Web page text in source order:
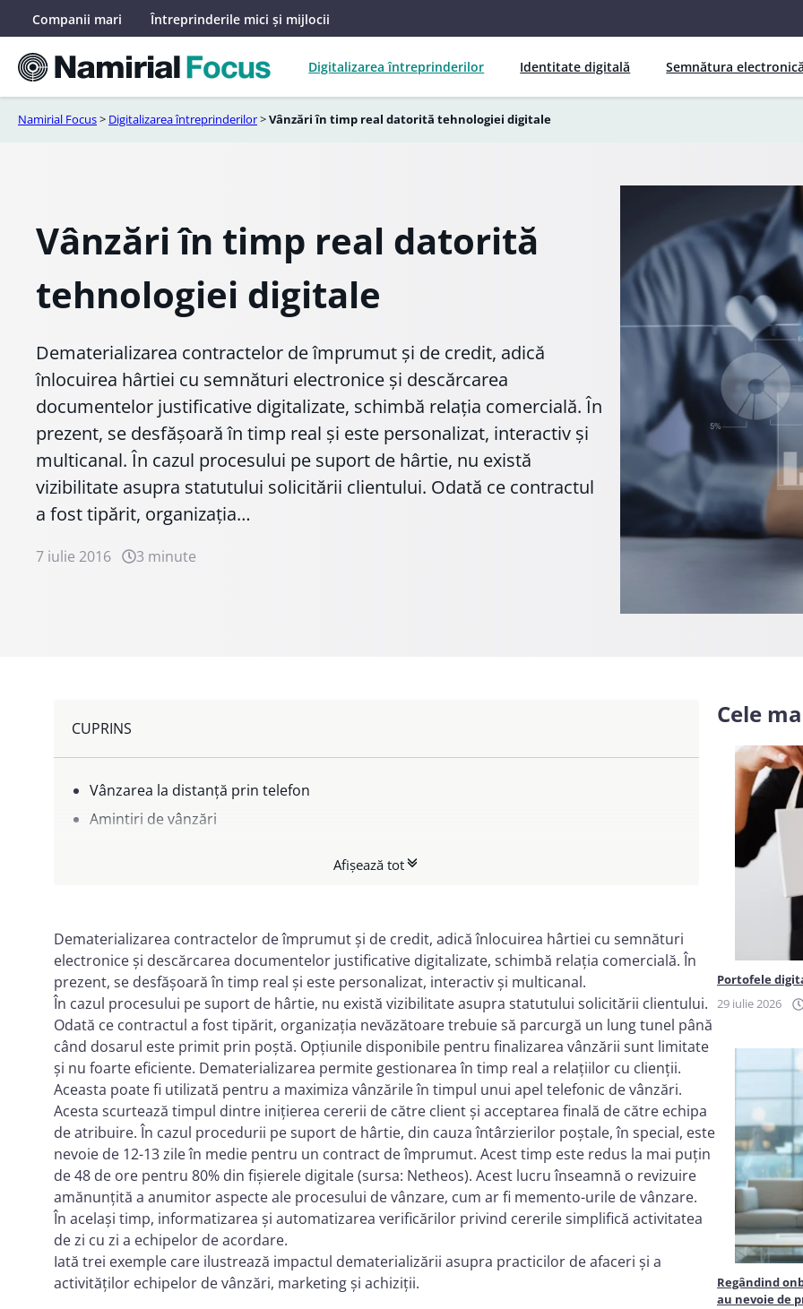
conținut
Companii mari Întreprinderile mici și mijlocii
Digitalizarea întreprinderilor Identitate digitală Semnătura electronică
Namirial Focus> Digitalizarea întreprinderilor>Vânzări în timp real datorită tehnologiei digitale
Vânzări în timp real datorită
tehnologiei digitale
Dematerializarea contractelor de împrumut și de credit, adică
înlocuirea hârtiei cu semnături electronice și descărcarea
documentelor justificative digitalizate, schimbă relația comercială. În
prezent, se desfășoară în timp real și este personalizat, interactiv și
multicanal. În cazul procesului pe suport de hârtie, nu există
vizibilitate asupra statutului solicitării clientului. Odată ce contractul
a fost tipărit, organizația…
7 iulie 2016 3 minute
CUPRINS
Vânzarea la distanță prin telefon
Amintiri de vânzări
Afișează tot
Dematerializarea contractelor de împrumut și de credit, adică înlocuirea hârtiei cu semnături
electronice și descărcarea documentelor justificative digitalizate, schimbă relația comercială. În
prezent, se desfășoară în timp real și este personalizat, interactiv și multicanal.
În cazul procesului pe suport de hârtie, nu există vizibilitate asupra statutului solicitării clientului.
Odată ce contractul a fost tipărit, organizația nevăzătoare trebuie să parcurgă un lung tunel până
când dosarul este primit prin poștă. Opțiunile disponibile pentru finalizarea vânzării sunt limitate
și nu foarte eficiente. Dematerializarea permite gestionarea în timp real a relațiilor cu clienții.
Aceasta poate fi utilizată pentru a maximiza vânzările în timpul unui apel telefonic de vânzări.
Acesta scurtează timpul dintre inițierea cererii de către client și acceptarea finală de către echipa
de atribuire. În cazul procedurii pe suport de hârtie, din cauza întârzierilor poștale, în special, este
nevoie de 12-13 zile în medie pentru un contract de împrumut. Acest timp este redus la mai puțin
de 48 de ore pentru 80% din fișierele digitale (sursa: Netheos). Acest lucru înseamnă o revizuire
amănunțită a anumitor aspecte ale procesului de vânzare, cum ar fi memento-urile de vânzare.
În același timp, informatizarea și automatizarea verificărilor privind cererile simplifică activitatea
de zi cu zi a echipelor de acordare.
Iată trei exemple care ilustrează impactul dematerializării asupra practicilor de afaceri și a
activităților echipelor de vânzări, marketing și achiziții.
Cele
Portofele
29 iulie 2026
Regândind
au nevoie de